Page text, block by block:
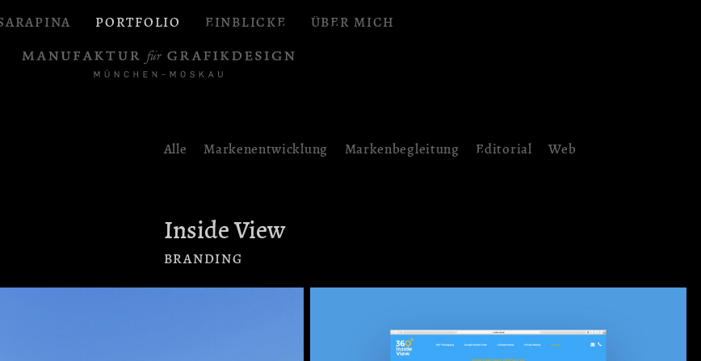
PORTFOLIO EINBLICKE ÜBER MICH
Alle Markenentwicklung Markenbegleitung Editorial Web
Inside View
BRANDING